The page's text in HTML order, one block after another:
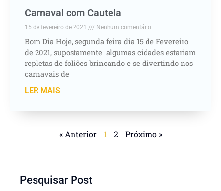
Carnaval com Cautela
15 de fevereiro de 2021 Nenhum comentário
Bom Dia Hoje, segunda feira dia 15 de Fevereiro
de 2021, supostamente algumas cidades estariam
repletas de foliões brincando e se divertindo nos
carnavais de
LER MAIS
« Anterior 1 2 Próximo »
Pesquisar Post